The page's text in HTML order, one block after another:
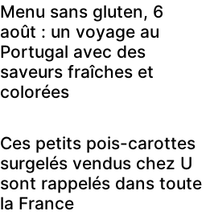
Menu sans gluten, 6
août : un voyage au
Portugal avec des
saveurs fraîches et
colorées
Ces petits pois-carottes
surgelés vendus chez U
sont rappelés dans toute
la France